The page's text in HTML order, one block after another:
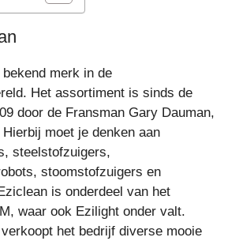
merk in de
Het assortiment is sinds de
door de Fransman Gary Dauman,
moet je denken aan
steelstofzuigers,
stoomstofzuigers en
is onderdeel van het
waar ook Ezilight onder valt.
het bedrijf diverse mooie